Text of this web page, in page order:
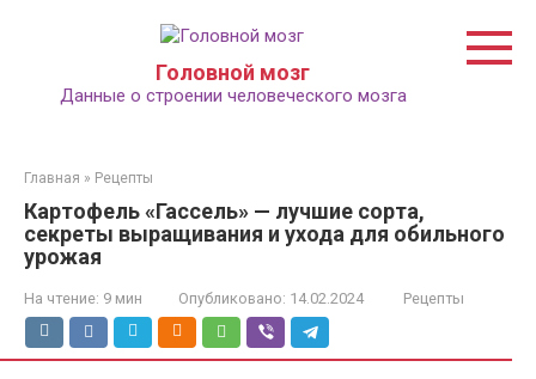
Головной мозг
Данные о строении человеческого мозга
Главная » Рецепты
Картофель «Гассель» — лучшие сорта,
секреты выращивания и ухода для обильного
урожая
На чтение: 9 мин Опубликовано: 14.02.2024 Рецепты